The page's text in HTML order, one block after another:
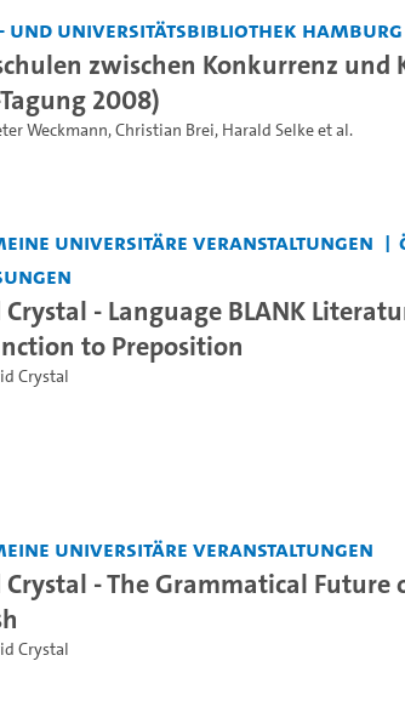
und Universitätsbibliothek Hamburg
zwischen Konkurrenz und
2008)
Weckmann,Christian Brei, Harald Selkeet al.
universitäre Veranstaltungen
- Language BLANK
to Preposition
Crystal
universitäre Veranstaltungen
- The Grammatical Future
Crystal